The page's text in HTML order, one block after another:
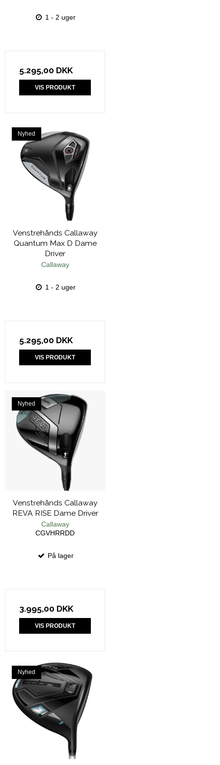
1 - 2 uger
5.295,00 DKK
VIS PRODUKT
Nyhed
Venstrehånds Callaway
Quantum Max D Dame
Driver
Callaway
1 - 2 uger
5.295,00 DKK
VIS PRODUKT
Nyhed
Venstrehånds Callaway
REVA RISE Dame Driver
Callaway
CGVHRRDD
På lager
3.995,00 DKK
VIS PRODUKT
Nyhed